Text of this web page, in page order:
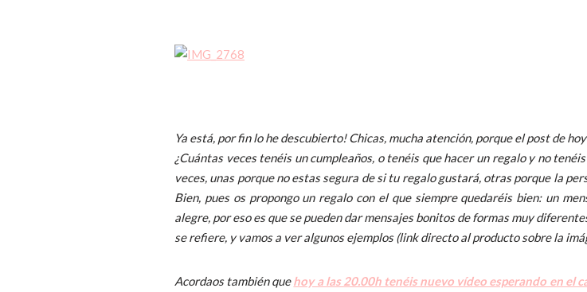
Ya está, por fin lo he descubierto! Chicas, mucha atención, porque el post de
¿Cuántas veces tenéis un cumpleaños, o tenéis que hacer un regalo y no
veces, unas porque no estas segura de si tu regalo gustará, otras porque la
Bien, pues os propongo un regalo con el que siempre quedaréis bien: un
alegre, por eso es que se pueden dar mensajes bonitos de formas muy
se refiere, y vamos a ver algunos ejemplos (link directo al producto sobre la
Acordaos también quehoy a las 20.00h tenéis nuevo vídeo esperando en el